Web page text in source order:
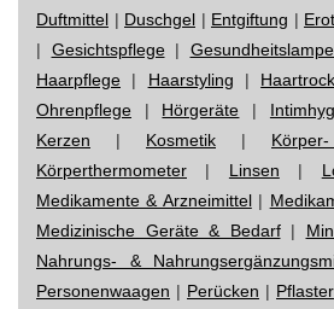
Duftmittel | Duschgel | Entgiftung |
| Gesichtspflege|
Haarpflege | Haarstyling |
Ohrenpflege | Hörgeräte |
Kerzen | Kosmetik |
Körperthermometer | Linsen |
Medikamente & Arzneimittel|
Medizinische Geräte & Bedarf|
Nahrungs- &
Personenwaagen | Perücken | Pflaster